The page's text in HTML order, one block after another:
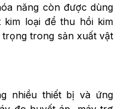
năng còn được dùng
loại để thu hồi kim
trong sản xuất vật
nhiều thiết bị và ứng